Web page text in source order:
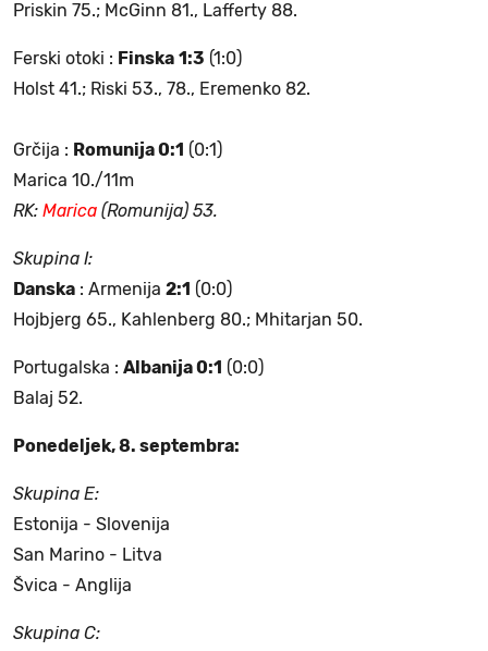
Priskin 75.; McGinn 81., Lafferty 88.
Ferski otoki : Finska 1:3 (1:0)
Holst 41.; Riski 53., 78., Eremenko 82.
Grčija : Romunija 0:1 (0:1)
Marica 10./11m
RK: Marica (Romunija) 53.
Skupina I:
Danska : Armenija 2:1 (0:0)
Hojbjerg 65., Kahlenberg 80.; Mhitarjan 50.
Portugalska : Albanija 0:1 (0:0)
Balaj 52.
Ponedeljek, 8. septembra:
Skupina E:
Estonija - Slovenija
San Marino - Litva
Švica - Anglija
Skupina C: